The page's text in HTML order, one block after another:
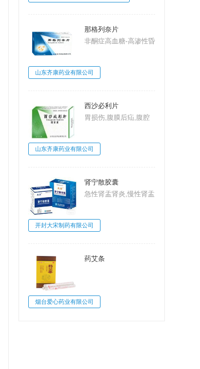
那格列奈片
非酮症高血糖-高渗性昏
山东齐康药业有限公司
西沙必利片
胃损伤,腹膜后疝,腹腔
大肠梗阻,肠系膜上动脉
山东齐康药业有限公司
肾宁散胶囊
急性肾盂肾炎,慢性肾盂
开封大宋制药有限公司
药艾条
烟台爱心药业有限公司